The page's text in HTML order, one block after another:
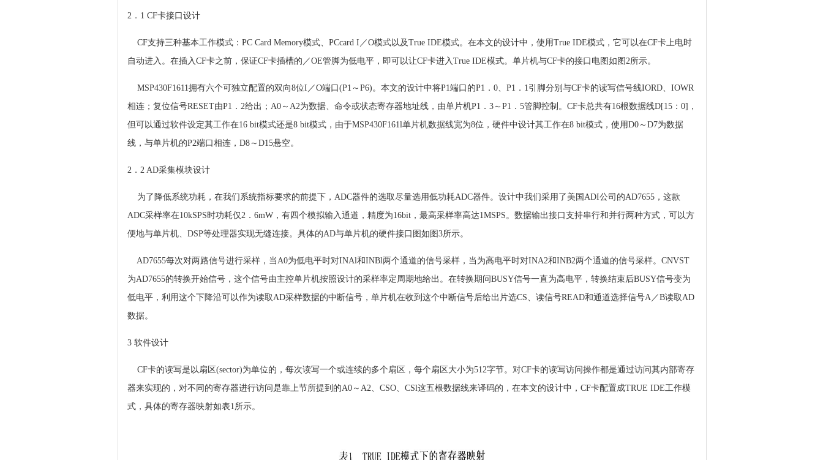
2．1 CF卡接口设计
CF支持三种基本工作模式：PC Card Memory模式、PCcard I／O模式以及True IDE模式。在本文的设计中，使用True IDE模式，它可以在CF卡上电时
自动进入。在插入CF卡之前，保证CF卡插槽的／OE管脚为低电平，即可以让CF卡进入True IDE模式。单片机与CF卡的接口电图如图2所示。
MSP430F1611拥有六个可独立配置的双向8位I／O端口(P1～P6)。本文的设计中将P1端口的P1．0、P1．1引脚分别与CF卡的读写信号线IORD、IOWR
相连；复位信号RESET由P1．2给出；A0～A2为数据、命令或状态寄存器地址线，由单片机P1．3～P1．5管脚控制。CF卡总共有16根数据线D[15：0]，
但可以通过软件设定其工作在16 bit模式还是8 bit模式，由于MSP430F161l单片机数据线宽为8位，硬件中设计其工作在8 bit模式，使用D0～D7为数据
线，与单片机的P2端口相连，D8～D15悬空。
2．2 AD采集模块设计
为了降低系统功耗，在我们系统指标要求的前提下，ADC器件的选取尽量选用低功耗ADC器件。设计中我们采用了美国ADI公司的AD7655，这款
ADC采样率在10kSPS时功耗仅2．6mW，有四个模拟输入通道，精度为16bit，最高采样率高达1MSPS。数据输出接口支持串行和并行两种方式，可以方
便地与单片机、DSP等处理器实现无缝连接。具体的AD与单片机的硬件接口图如图3所示。
AD7655每次对两路信号进行采样，当A0为低电平时对INAl和INBl两个通道的信号采样，当为高电平时对INA2和INB2两个通道的信号采样。CNVST
为AD7655的转换开始信号，这个信号由主控单片机按照设计的采样率定周期地给出。在转换期问BUSY信号一直为高电平，转换结束后BUSY信号变为
低电平，利用这个下降沿可以作为读取AD采样数据的中断信号，单片机在收到这个中断信号后给出片选CS、读信号READ和通道选择信号A／B读取AD
数据。
3 软件设计
CF卡的读写是以扇区(sector)为单位的，每次读写一个或连续的多个扇区，每个扇区大小为512字节。对CF卡的读写访问操作都是通过访问其内部寄存
器来实现的，对不同的寄存器进行访问是靠上节所提到的A0～A2、CSO、CSl这五根数据线来译码的，在本文的设计中，CF卡配置成TRUE IDE工作模
式，具体的寄存器映射如表1所示。